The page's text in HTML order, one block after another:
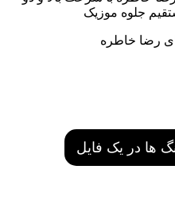
جلوه موزیک
ها در یک فایل